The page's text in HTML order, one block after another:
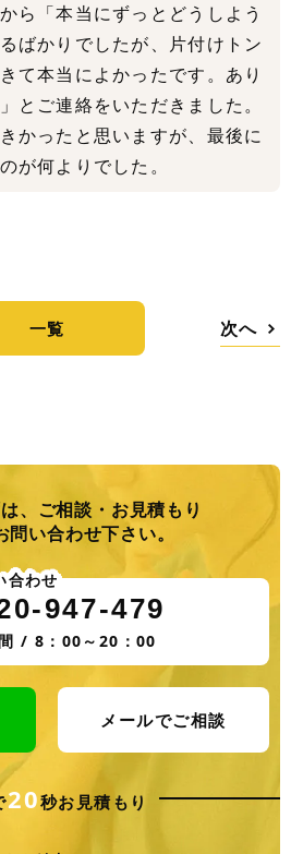
ら「本当にずっとどうしよう
ばかりでしたが、片付けトン
て本当によかったです。あり
とご連絡をいただきました。
かったと思いますが、最後に
が何よりでした。
一覧 次へ
、ご相談・お見積もり
問い合わせ下さい。
947-479
/ 8：00～20：00
合わせ
メールでご相談
20秒お見積もり